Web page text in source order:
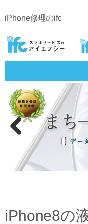
iPhone修理のifc
iPhone8の